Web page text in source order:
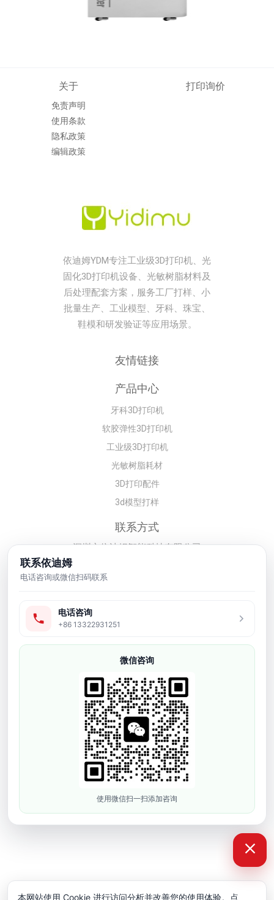
关于
免责声明
使用条款
隐私政策
编辑政策
打印询价
依迪姆YDM专注工业级3D打印机、光
固化3D打印机设备、光敏树脂材料及
后处理配套方案，服务工厂打样、小
批量生产、工业模型、牙科、珠宝、
鞋模和研发验证等应用场景。
友情链接
产品中心
牙科3D打印机
软胶弹性3D打印机
工业级3D打印机
光敏树脂耗材
3D打印配件
3d模型打样
联系方式
深圳市依迪姆智能科技有限公司
工业级3D打印机价格、设备选型、光
询，请通过电话或在线留言联系我
版权所有 © 2008-2026 深圳市依迪姆智能科技有限公司
16118934号
网站地图
联系依迪姆
电话咨询或微信扫码联系
电话咨询
+86 13322931251
微信咨询
使用微信扫一扫添加咨询
本网站使用 Cookie 进行访问分析并改善您的使用体验。点